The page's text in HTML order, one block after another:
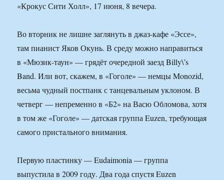
«Крокус Сити Холл», 17 июня, 8 вечера.
Во вторник не лишне заглянуть в джаз-кафе «Эссе»,
там пианист Яков Окунь. В среду можно направиться
в «Мюзик-таун» — грядёт очередной заезд Billy\’s
Band. Или вот, скажем, в «Гоголе» — немцы Monozid,
весьма чудный постпанк с танцевальным уклоном. В
четверг — непременно в «Б2» на Васю Обломова, хотя
в том же «Гоголе» — датская группа Euzen, требующая
самого пристального внимания.
Первую пластинку — Eudaimonia — группа
выпустила в 2009 году. Два года спустя Euzen